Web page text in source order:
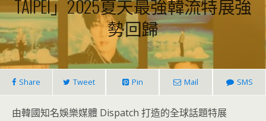
TAIPEI」2025夏天最強韓流特展強
勢回歸
Share Tweet Pin Mail SMS
由韓國知名娛樂媒體 Dispatch 打造的全球話題特展